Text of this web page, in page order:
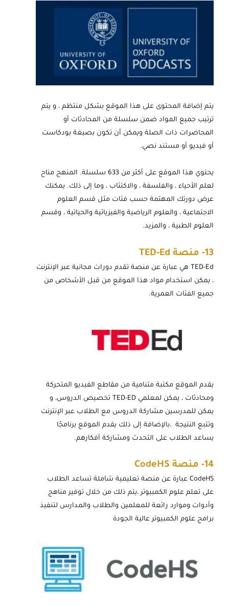
يتم إضافة المحتوى على هذا الموقع بشكل منتظم ، و يتم
ترتيب جميع المواد ضمن سلسلة من المحادثات أو
المحاضرات ذات الصلة ويمكن أن تكون بصيغة بودكاست
أو فيديو أو مستند نصي.
يحتوي هذا الموقع على أكثر من 633 سلسلة. المنهج متاح
لعلم الأحياء ، والفلسفة ، والاكتئاب ، وما إلى ذلك. يمكنك
عرض دورتك المهتمة حسب فئات مثل قسم العلوم
الاجتماعية ، والعلوم الرياضية والفيزيائية والحياتية ، وقسم
العلوم الطبية ، والمزيد.
13- منصة TED-Ed
TED-Ed هي عبارة عن منصة تقدم دورات مجانية عبر الإنترنت
، يمكن استخدام مواد هذا الموقع من قبل الأشخاص من
جميع الفئات العمرية.
يقدم الموقع مكتبة متنامية من مقاطع الفيديو المتحركة
ومحادثات ، يمكن لمعلمي TED-ED تخصيص الدروس، و
يمكن للمدرسين مشاركة الدروس مع الطلاب عبر الإنترنت
وتتبع النتيجة ،بالإضافة إلى ذلك يقدم الموقع برنامجًا
يساعد الطلاب على التحدث ومشاركة أفكارهم.
14- منصة
CodeHS عبارة عن منصة تعليمية شاملة تساعد الطلاب
على تعلم علوم الكمبيوتر ،يتم ذلك من خلال توفير مناهج
وأدوات وموارد رائعة للمعلمين والطلاب والمدارس لتنفيذ
برامج علوم الكمبيوتر عالية الجودة